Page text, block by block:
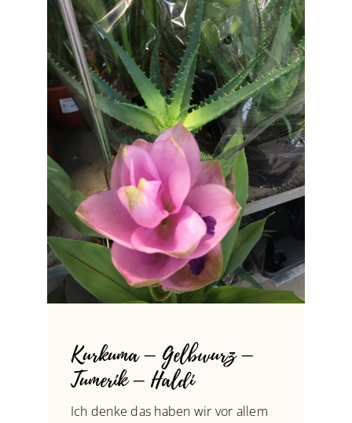
Kurkuma – Gelbwurz –
Tumerik – Haldi
Ich denke das haben wir vor allem